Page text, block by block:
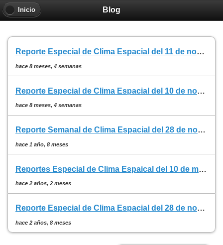
Blog
Inicio
Reporte Especial de Clima Espacial del 11 de noviembre de 2025
hace 8 meses, 4 semanas
Reporte Especial de Clima Espacial del 10 de noviembre de 2025
hace 8 meses, 4 semanas
Reporte Semanal de Clima Espacial del 28 de noviembre de 2024
hace 1 año, 8 meses
Reportes Especial de Clima Espaical del 10 de mayo de 2024
hace 2 años, 2 meses
Reporte Especial de Clima Espacial del 28 de noviembre de 2023
hace 2 años, 8 meses